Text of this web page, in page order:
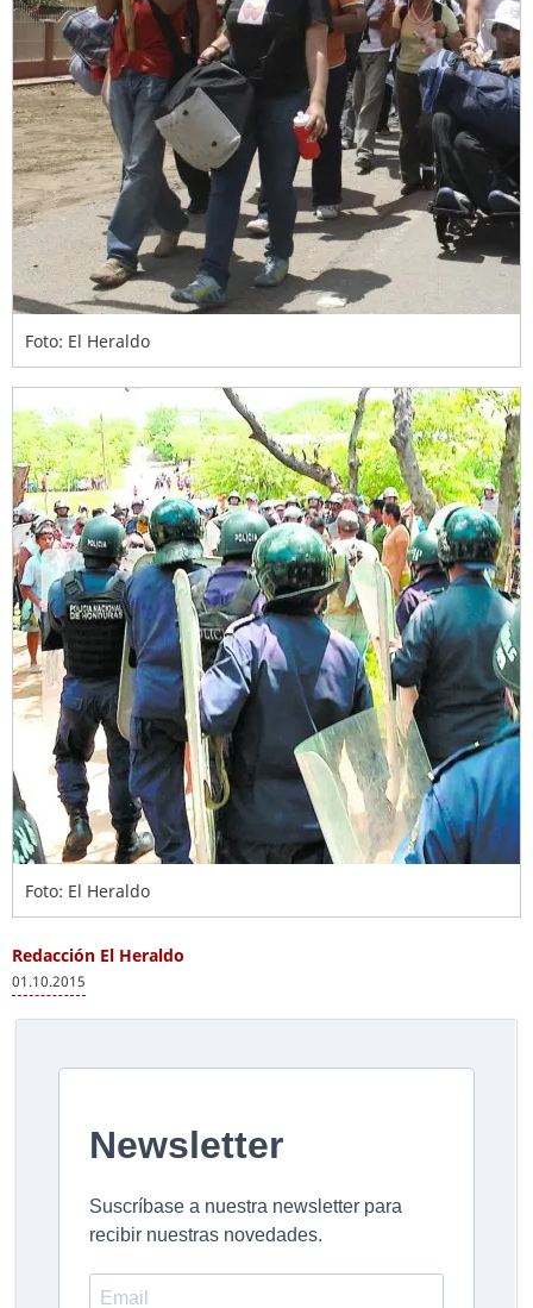
Foto: El Heraldo
Foto: El Heraldo
Redacción El Heraldo
01.10.2015